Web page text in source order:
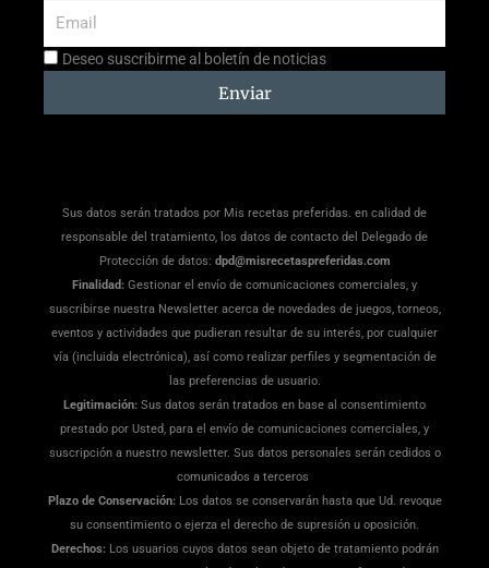
Aceptación
Deseo suscribirme al boletín de noticias
Enviar
Sus datos serán tratados por Mis recetas preferidas. en calidad de
responsable del tratamiento, los datos de contacto del Delegado de
Protección de datos: dpd@misrecetaspreferidas.com
Finalidad: Gestionar el envío de comunicaciones comerciales, y
suscribirse nuestra Newsletter acerca de novedades de juegos, torneos,
eventos y actividades que pudieran resultar de su interés, por cualquier
vía (incluida electrónica), así como realizar perfiles y segmentación de
las preferencias de usuario.
Legitimación: Sus datos serán tratados en base al consentimiento
prestado por Usted, para el envío de comunicaciones comerciales, y
suscripción a nuestro newsletter. Sus datos personales serán cedidos o
comunicados a terceros
Plazo de Conservación: Los datos se conservarán hasta que Ud. revoque
su consentimiento o ejerza el derecho de supresión u oposición.
Derechos: Los usuarios cuyos datos sean objeto de tratamiento podrán